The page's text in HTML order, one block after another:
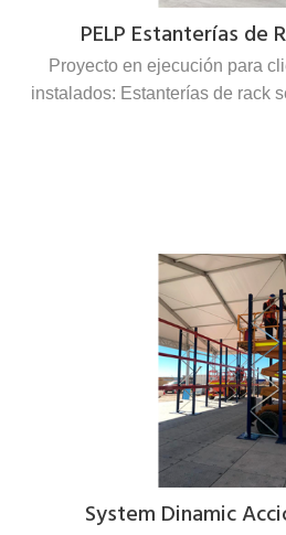
PELP Estanterías de
Proyecto en ejecución para
instalados: Estanterías de rack
System Dinamic